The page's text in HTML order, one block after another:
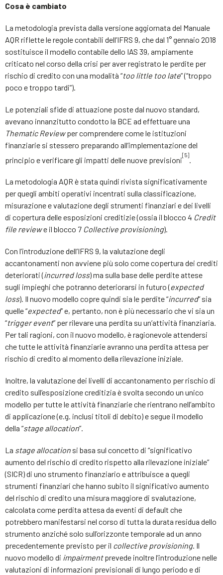
Cosa è cambiato
La metodologia prevista dalla versione aggiornata del Manuale
AQR riflette le regole contabili dell’IFRS 9, che dal 1° gennaio 2018
sostituisce il modello contabile dello IAS 39, ampiamente
criticato nel corso della crisi per aver registrato le perdite per
rischio di credito con una modalità “too little too late” (“troppo
poco e troppo tardi”).
Le potenziali sfide di attuazione poste dal nuovo standard,
avevano innanzitutto condotto la BCE ad effettuare una
Thematic Reviewper comprendere come le istituzioni
finanziarie si stessero preparando all’implementazione del
principio e verificare gli impatti delle nuove previsioni
[5]
La metodologia AQR è stata quindi rivista significativamente
per quegli ambiti operativi incentrati sulla classificazione,
misurazione e valutazione degli strumenti finanziari e dei livelli
di copertura delle esposizioni creditizie (ossia il blocco 4 Credit
file reviewe il blocco 7 Collective provisioning).
Con l’introduzione dell’IFRS 9, la valutazione degli
accantonamenti non avviene più solo come copertura dei crediti
deteriorati (incurred loss) ma sulla base delle perdite attese
sugli impieghi che potranno deteriorarsi in futuro (expected
loss). Il nuovo modello copre quindi sia le perdite “incurred” sia
quelle “expected” e, pertanto, non è più necessario che vi sia un
“trigger event” per rilevare una perdita su un’attività finanziaria.
Per tali ragioni, con il nuovo modello, è ragionevole attendersi
che tutte le attività finanziarie avranno una perdita attesa per
rischio di credito al momento della rilevazione iniziale.
Inoltre, la valutazione dei livelli di accantonamento per rischio di
credito sull’esposizione creditizia è svolta secondo un unico
modello per tutte le attività finanziarie che rientrano nell’ambito
di applicazione (e.g. inclusi titoli di debito) e segue il modello
della “stage allocation”.
La stage allocation si basa sul concetto di “significativo
aumento del rischio di credito rispetto alla rilevazione iniziale”
(SICR) di uno strumento finanziario e attribuisce a quegli
strumenti finanziari che hanno subito il significativo aumento
del rischio di credito una misura maggiore di svalutazione,
calcolata come perdita attesa da eventi di default che
potrebbero manifestarsi nel corso di tutta la durata residua dello
strumento anziché solo sull’orizzonte temporale ad un anno
precedentemente previsto per il collective provisioning. Il
nuovo modello di impairmentprevede inoltre l’introduzione nelle
valutazioni di informazioni previsionali di lungo periodo e di